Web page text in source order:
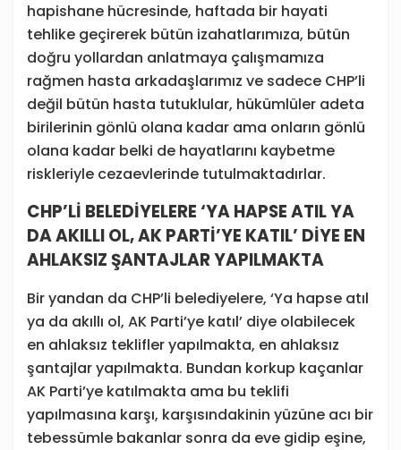
hapishane hücresinde, haftada bir hayati
tehlike geçirerek bütün izahatlarımıza, bütün
doğru yollardan anlatmaya çalışmamıza
rağmen hasta arkadaşlarımız ve sadece CHP’li
değil bütün hasta tutuklular, hükümlüler adeta
birilerinin gönlü olana kadar ama onların gönlü
olana kadar belki de hayatlarını kaybetme
riskleriyle cezaevlerinde tutulmaktadırlar.
CHP’Lİ BELEDİYELERE ‘YA HAPSE ATIL YA
DA AKILLI OL, AK PARTİ’YE KATIL’ DİYE EN
AHLAKSIZ ŞANTAJLAR YAPILMAKTA
Bir yandan da CHP’li belediyelere, ‘Ya hapse atıl
ya da akıllı ol, AK Parti’ye katıl’ diye olabilecek
en ahlaksız teklifler yapılmakta, en ahlaksız
şantajlar yapılmakta. Bundan korkup kaçanlar
AK Parti’ye katılmakta ama bu teklifi
yapılmasına karşı, karşısındakinin yüzüne acı bir
tebessümle bakanlar sonra da eve gidip eşine,